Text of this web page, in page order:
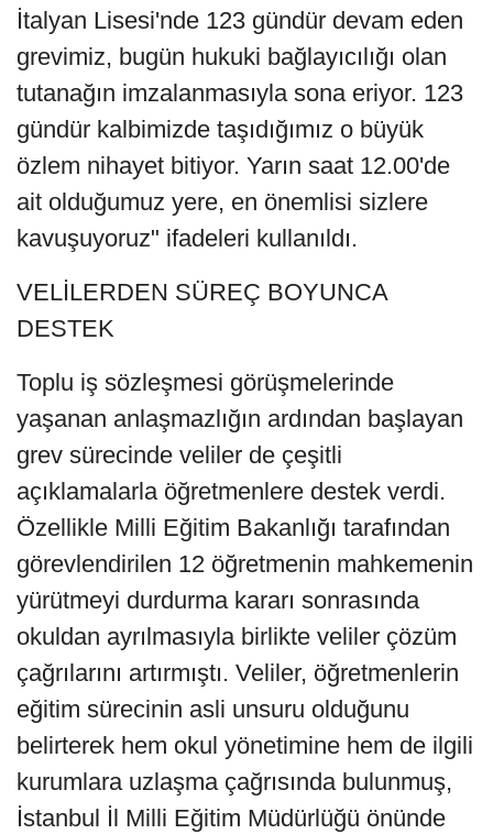
İtalyan Lisesi'nde 123 gündür devam eden
grevimiz, bugün hukuki bağlayıcılığı olan
tutanağın imzalanmasıyla sona eriyor. 123
gündür kalbimizde taşıdığımız o büyük
özlem nihayet bitiyor. Yarın saat 12.00'de
ait olduğumuz yere, en önemlisi sizlere
kavuşuyoruz" ifadeleri kullanıldı.
VELİLERDEN SÜREÇ BOYUNCA
DESTEK
Toplu iş sözleşmesi görüşmelerinde
yaşanan anlaşmazlığın ardından başlayan
grev sürecinde veliler de çeşitli
açıklamalarla öğretmenlere destek verdi.
Özellikle Milli Eğitim Bakanlığı tarafından
görevlendirilen 12 öğretmenin mahkemenin
yürütmeyi durdurma kararı sonrasında
okuldan ayrılmasıyla birlikte veliler çözüm
çağrılarını artırmıştı. Veliler, öğretmenlerin
eğitim sürecinin asli unsuru olduğunu
belirterek hem okul yönetimine hem de ilgili
kurumlara uzlaşma çağrısında bulunmuş,
İstanbul İl Milli Eğitim Müdürlüğü önünde